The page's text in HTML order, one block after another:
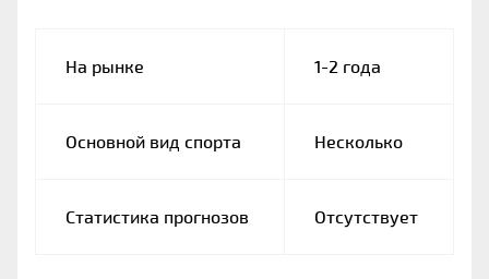
На рынке 1-2 года
Основной вид спорта Несколько
Статистика прогнозов Отсутствует